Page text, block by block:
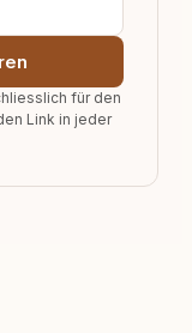
für den
Link in jeder